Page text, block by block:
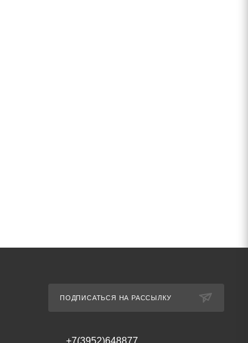
ПОДПИСАТЬСЯ НА РАССЫЛКУ
+7(3952)648877